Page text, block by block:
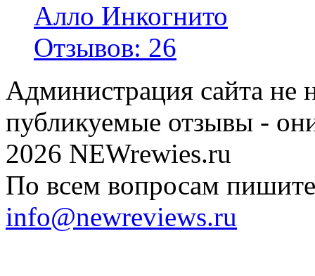
Алло Инкогнито
Отзывов: 26
Администрация сайта не
публикуемые отзывы -
2026 NEWrewies.ru
По всем вопросам
info@newreviews.ru